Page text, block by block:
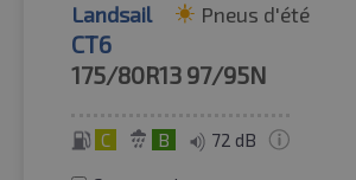
Landsail Pneus d'été
CT6
175/80R13 97/95N
C B 72 dB